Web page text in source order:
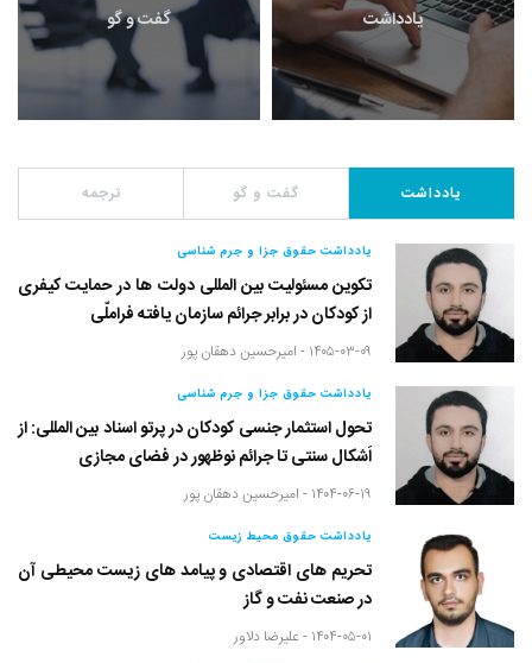
گفت و گو یادداشت
یادداشت گفت و گو ترجمه
یادداشت حقوق جزا و جرم شناسی
تکوین مسئولیت بین المللی دولت ها در حمایت کیفری
از کودکان در برابر جرائم سازمان یافته فراملّی
۱۴۰۵-۰۳-۰۹ - امیرحسین دهقان پور
یادداشت حقوق جزا و جرم شناسی
تحول استثمار جنسی کودکان در پرتو اسناد بین المللی: از
اَشکال سنتی تا جرائم نوظهور در فضای مجازی
۱۴۰۴-۰۶-۱۹ - امیرحسین دهقان پور
یادداشت حقوق محیط زیست
تحریم های اقتصادی و پیامد های زیست محیطی آن
در صنعت نفت و گاز
۱۴۰۴-۰۵-۰۱ - علیرضا دلاور